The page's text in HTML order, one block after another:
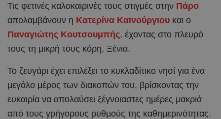
Τις φετινές καλοκαιρινές τους στιγμές στην Πάρο
απολαμβάνουν η Κατερίνα Καινούργιου και ο
Παναγιώτης Κουτσουμπής, έχοντας στο πλευρό
τους τη μικρή τους κόρη, Ξένια.
Το ζευγάρι έχει επιλέξει το κυκλαδίτικο νησί για ένα
μεγάλο μέρος των διακοπών του, βρίσκοντας την
ευκαιρία να απολαύσει ξέγνοιαστες ημέρες μακριά
από τους γρήγορους ρυθμούς της καθημερινότητας.